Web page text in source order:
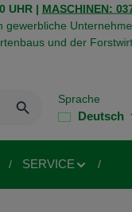
UHR | MASCHINEN:
gewerbliche
und der
Sprache
Deutsch
SERVICE